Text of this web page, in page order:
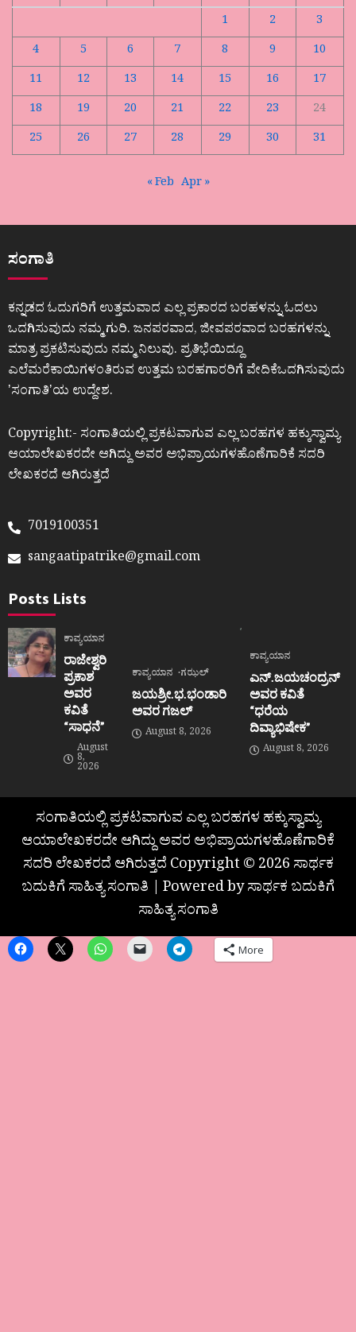
1
2
3
4
5 6 7 8 9
10
11
12 13 14 15 16
17
18
19 20 21 22 23
24
25
26 27 28 29 30 31
« Feb Apr »
ಸಂಗಾತಿ
ಕನ್ನಡದ ಓದುಗರಿಗೆ ಉತ್ತಮವಾದ ಎಲ್ಲ ಪ್ರಕಾರದ ಬರಹಳನ್ನು ಓದಲು
ಒದಗಿಸುವುದು ನಮ್ಮ ಗುರಿ. ಜನಪರವಾದ, ಜೀವಪರವಾದ ಬರಹಗಳನ್ನು
ಮಾತ್ರ ಪ್ರಕಟಿಸುವುದು ನಮ್ಮ ನಿಲುವು. ಪ್ರತಿಭೆಯಿದ್ದೂ
ಎಲೆಮರೆಕಾಯಿಗಳಂತಿರುವ ಉತ್ತಮ ಬರಹಗಾರರಿಗೆ ವೇದಿಕೆಒದಗಿಸುವುದು
ʼಸಂಗಾತಿʼಯ ಉದ್ದೇಶ.
Copyright:- ಸಂಗಾತಿಯಲ್ಲಿ ಪ್ರಕಟವಾಗುವ ಎಲ್ಲ ಬರಹಗಳ ಹಕ್ಕುಸ್ವಾಮ್ಯ
ಆಯಾಲೇಖಕರದೇ ಆಗಿದ್ದು ಅವರ ಅಭಿಪ್ರಾಯಗಳಹೊಣೆಗಾರಿಕೆ ಸದರಿ
ಲೇಖಕರದೆ ಆಗಿರುತ್ತದೆ
7019100351
sangaatipatrike@gmail.com
Posts Lists
ಕಾವ್ಯಯಾನ
ರಾಜೇಶ್ವರಿ
ಪ್ರಕಾಶ
ಅವರ
ಕವಿತೆ
“ಸಾಧನೆ”
August
8,
2026
ಕಾವ್ಯಯಾನ ಗಝಲ್
ಜಯಶ್ರೀ.ಭ.ಭಂಡಾರಿ
ಅವರ ಗಜಲ್
August 8, 2026
ಕಾವ್ಯಯಾನ
ಎನ್.ಜಯಚಂದ್ರನ್
ಅವರ ಕವಿತೆ
“ಧರೆಯ
ದಿವ್ಯಾಭಿಷೇಕ”
August 8, 2026
ಸಂಗಾತಿಯಲ್ಲಿ ಪ್ರಕಟವಾಗುವ ಎಲ್ಲ ಬರಹಗಳ ಹಕ್ಕುಸ್ವಾಮ್ಯ
ಆಯಾಲೇಖಕರದೇ ಆಗಿದ್ದು ಅವರ ಅಭಿಪ್ರಾಯಗಳಹೊಣೆಗಾರಿಕೆ
ಸದರಿ ಲೇಖಕರದೆ ಆಗಿರುತ್ತದೆ Copyright © 2026 ಸಾರ್ಥಕ
ಬದುಕಿಗೆ ಸಾಹಿತ್ಯ ಸಂಗಾತಿ | Powered by ಸಾರ್ಥಕ ಬದುಕಿಗೆ
ಸಾಹಿತ್ಯ ಸಂಗಾತಿ
More